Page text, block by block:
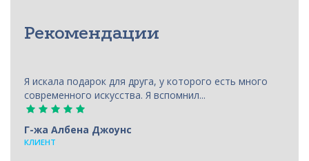
Рекомендации
Я искала подарок для друга, у которого есть много
современного искусства. Я вспомнил...
Г-жа Албена Джоунс
КЛИЕНТ